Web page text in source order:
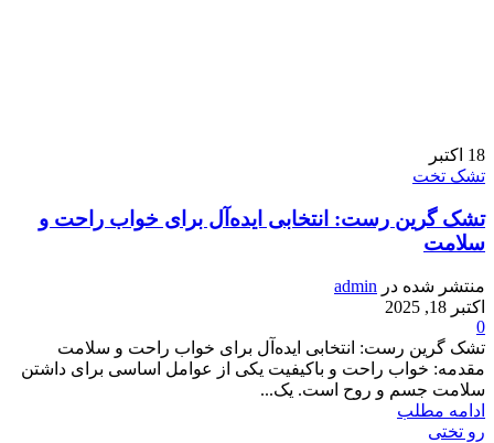
18 اکتبر
تشک تخت
تشک گرین رست: انتخابی ایده‌آل برای خواب راحت و
سلامت
منتشر شده در admin
اکتبر 18, 2025
0
تشک گرین رست: انتخابی ایده‌آل برای خواب راحت و سلامت
مقدمه: خواب راحت و باکیفیت یکی از عوامل اساسی برای داشتن
سلامت جسم و روح است. یک...
ادامه مطلب
رو تختی